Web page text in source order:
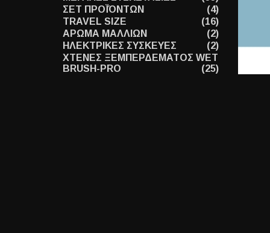
ΣΕΤ ΠΡΟΪΌΝΤΩΝ
(4)
TRAVEL SIZE
(16)
ΑΡΩΜΑ ΜΑΛΛΙΩΝ
(2)
ΗΛΕΚΤΡΙΚΕΣ ΣΥΣΚΕΥΕΣ
(2)
ΧΤΕΝΕΣ ΞΕΜΠΕΡΔΕΜΑΤΟΣ WET
BRUSH-PRO
(25)